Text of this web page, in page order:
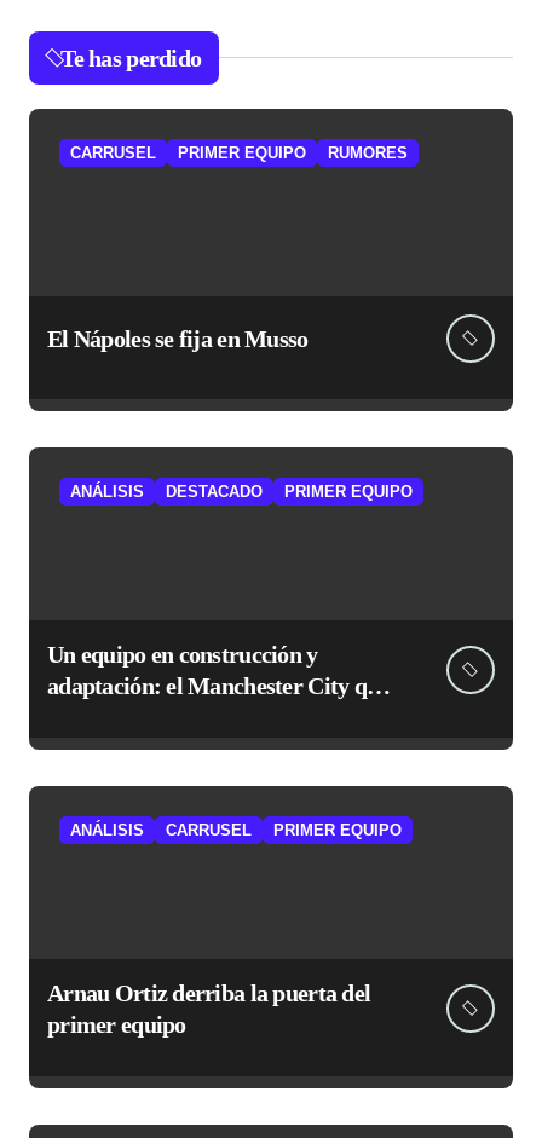
Te has perdido
CARRUSEL PRIMER EQUIPO RUMORES
El Nápoles se fija en Musso
ANÁLISIS DESTACADO PRIMER EQUIPO
Un equipo en construcción y
adaptación: el Manchester City que
ANÁLISIS CARRUSEL PRIMER EQUIPO
Arnau Ortiz derriba la puerta del
primer equipo